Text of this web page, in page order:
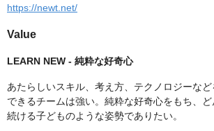
https://newt.net/
Value
LEARN NEW - 純粋な好奇心
あたらしいスキル、考え方、テクノロジーな
できるチームは強い。純粋な好奇心をもち、
続ける子どものような姿勢でありたい。